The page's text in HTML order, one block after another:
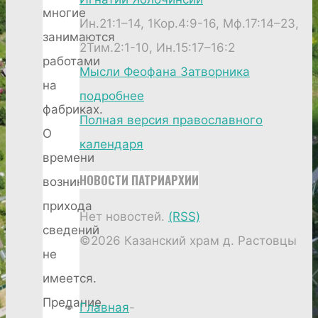
многие
занимаются
работами
на
фабриках.
О
времени
возникновения
прихода
сведений
не
имеется.
Предание
Ин.21:1–14, 1Кор.4:9-16, Мф.17:14–23,
2Тим.2:1-10, Ин.15:17–16:2
Мысли Феофана Затворника
подробнее
Полная версия православного
календаря
НОВОСТИ ПАТРИАРХИИ
Нет новостей. (RSS)
©2026 Казанский храм д. Растовцы
Главная-